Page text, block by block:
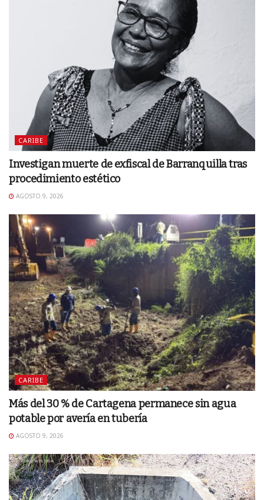
CARIBE
Investigan muerte de exfiscal de Barranquilla tras
procedimiento estético
AGOSTO 9, 2026
CARIBE
Más del 30 % de Cartagena permanece sin agua
potable por avería en tubería
AGOSTO 9, 2026